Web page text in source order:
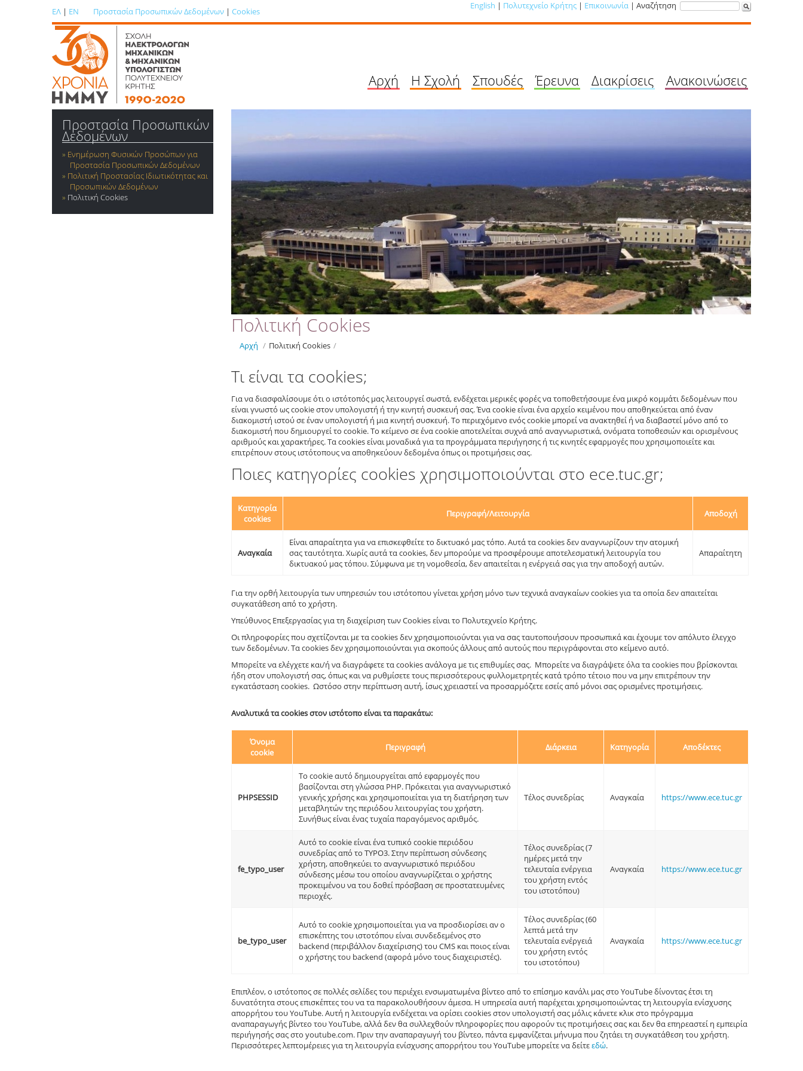
ΕΛ | EN Προστασία Προσωπικών Δεδομένων | Cookies
English | Πολυτεχνείο Κρήτης | Επικοινωνία | Αναζήτηση
Αρχή Η Σχολή Σπουδές Έρευνα Διακρίσεις Ανακοινώσεις
Προστασία Προσωπικών
Δεδομένων
Ενημέρωση Φυσικών Προσώπων για
Προστασία Προσωπικών Δεδομένων
Πολιτική Προστασίας Ιδιωτικότητας και
Προσωπικών Δεδομένων
Πολιτική Cookies
Πολιτική Cookies
Αρχή / Πολιτική Cookies /
Τι είναι τα cookies;
Για να διασφαλίσουμε ότι ο ιστότοπός μας λειτουργεί σωστά, ενδέχεται μερικές φορές να τοποθετήσουμε ένα μικρό κομμάτι δεδομένων που
είναι γνωστό ως cookie στον υπολογιστή ή την κινητή συσκευή σας. Ένα cookie είναι ένα αρχείο κειμένου που αποθηκεύεται από έναν
διακομιστή ιστού σε έναν υπολογιστή ή μια κινητή συσκευή. Το περιεχόμενο ενός cookie μπορεί να ανακτηθεί ή να διαβαστεί μόνο από το
διακομιστή που δημιουργεί το cookie. Το κείμενο σε ένα cookie αποτελείται συχνά από αναγνωριστικά, ονόματα τοποθεσιών και ορισμένους
αριθμούς και χαρακτήρες. Τα cookies είναι μοναδικά για τα προγράμματα περιήγησης ή τις κινητές εφαρμογές που χρησιμοποιείτε και
επιτρέπουν στους ιστότοπους να αποθηκεύουν δεδομένα όπως οι προτιμήσεις σας.
Ποιες κατηγορίες cookies χρησιμοποιούνται στο ece.tuc.gr;
Κατηγορία
cookies
Περιγραφή/Λειτουργία Αποδοχή
Αναγκαία
Είναι απαραίτητα για να επισκεφθείτε το δικτυακό μας τόπο. Αυτά τα cookies δεν αναγνωρίζουν την ατομική
σας ταυτότητα. Χωρίς αυτά τα cookies, δεν μπορούμε να προσφέρουμε αποτελεσματική λειτουργία του
δικτυακού μας τόπου. Σύμφωνα με τη νομοθεσία, δεν απαιτείται η ενέργειά σας για την αποδοχή αυτών.
Απαραίτητη
Για την ορθή λειτουργία των υπηρεσιών του ιστότοπου γίνεται χρήση μόνο των τεχνικά αναγκαίων cookies για τα οποία δεν απαιτείται
συγκατάθεση από το χρήστη.
Υπεύθυνος Επεξεργασίας για τη διαχείριση των Cookies είναι το Πολυτεχνείο Κρήτης.
Οι πληροφορίες που σχετίζονται με τα cookies δεν χρησιμοποιούνται για να σας ταυτοποιήσουν προσωπικά και έχουμε τον απόλυτο έλεγχο
των δεδομένων. Τα cookies δεν χρησιμοποιούνται για σκοπούς άλλους από αυτούς που περιγράφονται στο κείμενο αυτό.
Μπορείτε να ελέγχετε και/ή να διαγράφετε τα cookies ανάλογα με τις επιθυμίες σας. Μπορείτε να διαγράψετε όλα τα cookies που βρίσκονται
ήδη στον υπολογιστή σας, όπως και να ρυθμίσετε τους περισσότερους φυλλομετρητές κατά τρόπο τέτοιο που να μην επιτρέπουν την
εγκατάσταση cookies. Ωστόσο στην περίπτωση αυτή, ίσως χρειαστεί να προσαρμόζετε εσείς από μόνοι σας ορισμένες προτιμήσεις.
Αναλυτικά τα cookies στον ιστότοπο είναι τα παρακάτω:
Όνομα
cookie
Περιγραφή Διάρκεια Κατηγορία Αποδέκτες
PHPSESSID
Το cookie αυτό δημιουργείται από εφαρμογές που
βασίζονται στη γλώσσα PHP. Πρόκειται για αναγνωριστικό
γενικής χρήσης και χρησιμοποιείται για τη διατήρηση των
μεταβλητών της περιόδου λειτουργίας του χρήστη.
Συνήθως είναι ένας τυχαία παραγόμενος αριθμός.
Τέλος συνεδρίας Αναγκαία https://www.ece.tuc.gr
fe_typo_user
Αυτό το cookie είναι ένα τυπικό cookie περιόδου
συνεδρίας από το TYPO3. Στην περίπτωση σύνδεσης
χρήστη, αποθηκεύει το αναγνωριστικό περιόδου
σύνδεσης μέσω του οποίου αναγνωρίζεται ο χρήστης
προκειμένου να του δοθεί πρόσβαση σε προστατευμένες
περιοχές.
Τέλος συνεδρίας (7
ημέρες μετά την
τελευταία ενέργεια
του χρήστη εντός
του ιστοτόπου)
Αναγκαία https://www.ece.tuc.gr
be_typo_user
Αυτό το cookie χρησιμοποιείται για να προσδιορίσει αν ο
επισκέπτης του ιστοτόπου είναι συνδεδεμένος στο
backend (περιβάλλον διαχείρισης) του CMS και ποιος είναι
ο χρήστης του backend (αφορά μόνο τους διαχειριστές).
Τέλος συνεδρίας (60
λεπτά μετά την
τελευταία ενέργειά
του χρήστη εντός
του ιστοτόπου)
Αναγκαία https://www.ece.tuc.gr
Επιπλέον, ο ιστότοπος σε πολλές σελίδες του περιέχει ενσωματωμένα βίντεο από το επίσημο κανάλι μας στο YouTube δίνοντας έτσι τη
δυνατότητα στους επισκέπτες του να τα παρακολουθήσουν άμεσα. Η υπηρεσία αυτή παρέχεται χρησιμοποιώντας τη λειτουργία ενίσχυσης
απορρήτου του YouTube. Αυτή η λειτουργία ενδέχεται να ορίσει cookies στον υπολογιστή σας μόλις κάνετε κλικ στο πρόγραμμα
αναπαραγωγής βίντεο του YouTube, αλλά δεν θα συλλεχθούν πληροφορίες που αφορούν τις προτιμήσεις σας και δεν θα επηρεαστεί η εμπειρία
περιήγησής σας στο youtube.com. Πριν την αναπαραγωγή του βίντεο, πάντα εμφανίζεται μήνυμα που ζητάει τη συγκατάθεση του χρήστη.
Περισσότερες λεπτομέρειες για τη λειτουργία ενίσχυσης απορρήτου του YouTube μπορείτε να δείτεεδώ.